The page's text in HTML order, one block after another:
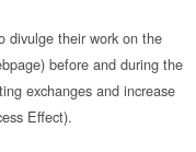
divulge their work on the
before and during the
exchanges and increase
Effect).